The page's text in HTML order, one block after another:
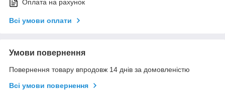
Оплата на рахунок
Всі умови оплати
Умови повернення
Повернення товару впродовж 14 днів за домовленістю
Всі умови повернення